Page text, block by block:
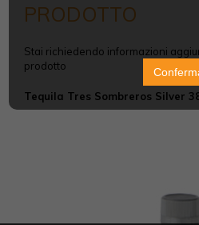
PRODOTTO
Stai richiedendo informazioni
prodotto
Tequila Tres Sombreros Silver